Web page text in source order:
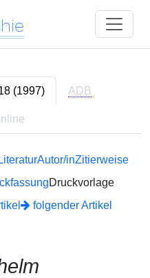
(1997) ADB
LiteraturAutor/inZitierweise
Druckvorlage
folgender Artikel